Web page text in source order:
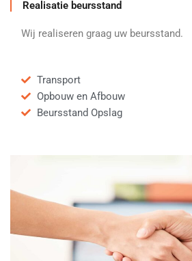
Realisatie beursstand
Wij realiseren graag uw beursstand.
Transport
Opbouw en Afbouw
Beursstand Opslag